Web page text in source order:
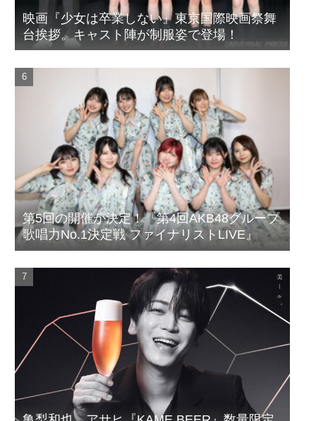
映画『少女は卒業しない』東京国際映画祭舞
台挨拶。キャスト陣が制服姿で登場！
第5回の開催が決定！『第4回AKB48グループ
歌唱力No.1決定戦 ファイナリストLIVE』